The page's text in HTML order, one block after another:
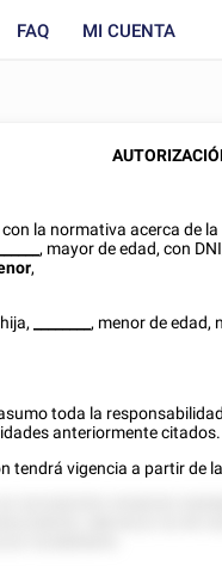
FAQ MI CUENTA
la normativa acerca de
, mayor de edad, con
,
, menor de edad,
toda la
anteriormente citados.
tendrá vigencia a partir de